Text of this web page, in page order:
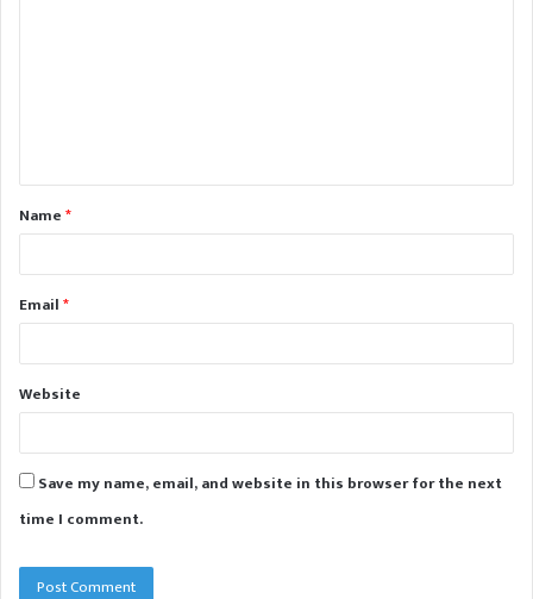
t
*Name*
Email*
Website
Save my name, email, and website in this browser for the next
time I comment.